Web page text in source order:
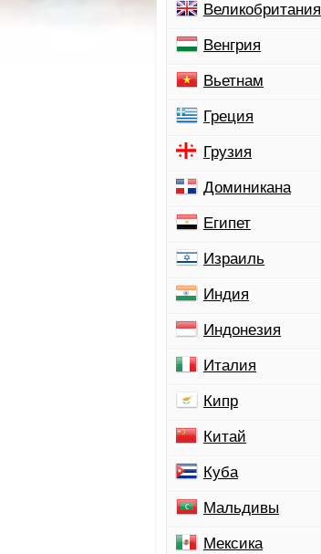
Великобритания
Венгрия
Вьетнам
Греция
Грузия
Доминикана
Египет
Израиль
Индия
Индонезия
Италия
Кипр
Китай
Куба
Мальдивы
Мексика